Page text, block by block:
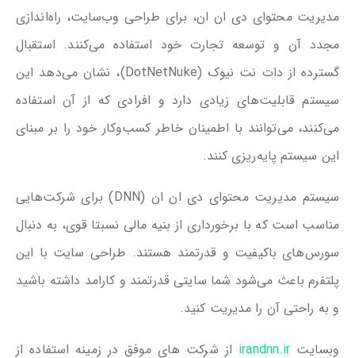
مدیریت محتوای دی ان ان، برای طراحی وب‌سایت، راه‌اندازی
مجدد آن و توسعه تجارت خود استفاده می‌کنند. استقبال
گسترده از دات نت نیوک (DotNetNuke)، نشان می‌دهد این
سیستم قابلیت‌های زیادی دارد و افرادی که از آن استفاده
می‌کنند، می‌توانند با اطمینان خاطر کسب‌وکار خود را بر مبنای
این سیستم پایه‌ریزی کنند.
سیستم مدیریت محتوای دی ان ان (DNN) برای شرکت‌هایی
مناسب است که با برخورداری از بنیه مالی نسبتا قوی، به دنبال
سورس‌های باکیفیت و قدرتمند هستند. طراحی سایت با این
پلتفرم باعث می‌شود شما سایتی قدرتمند و کارامد داشته باشید
و به راحتی آن را مدیریت کنید.
وبسایت irandnn.ir از شرکت های موفق در زمینه استفاده از